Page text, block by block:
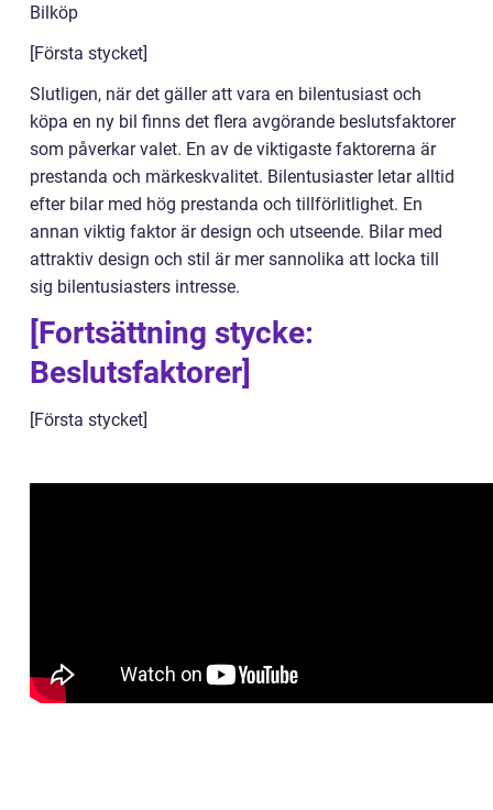
Bilköp
[Första stycket]
Slutligen, när det gäller att vara en bilentusiast och
köpa en ny bil finns det flera avgörande beslutsfaktorer
som påverkar valet. En av de viktigaste faktorerna är
prestanda och märkeskvalitet. Bilentusiaster letar alltid
efter bilar med hög prestanda och tillförlitlighet. En
annan viktig faktor är design och utseende. Bilar med
attraktiv design och stil är mer sannolika att locka till
sig bilentusiasters intresse.
[Fortsättning stycke:
Beslutsfaktorer]
[Första stycket]